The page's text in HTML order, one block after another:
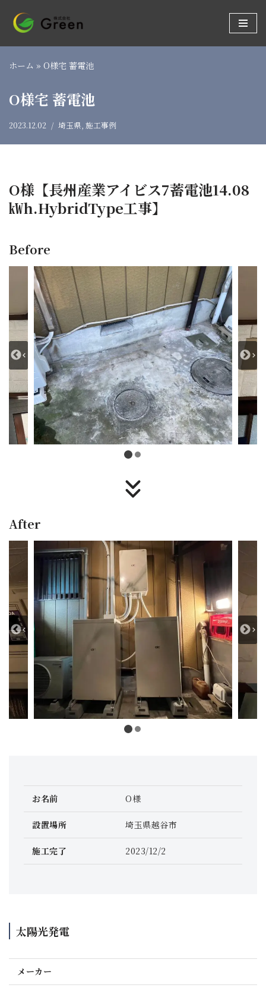
コ
ン
テ
へ
ス
ホーム » O様宅 蓄電池
O様宅 蓄電池
2023.12.02 埼玉県, 施工事例
O様【長州産業アイビス7蓄電池14.08
㎾h.HybridType工事】
Before
After
お名前 O様
設置場所 埼玉県越谷市
施工完了 2023/12/2
太陽光発電
メーカー